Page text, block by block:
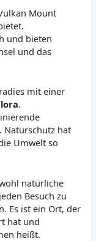
Mount
und bieten
und das
mit einer
.
Naturschutz hat
Umwelt so
natürliche
Besuch zu
Es ist ein Ort, der
hat und
heißt.